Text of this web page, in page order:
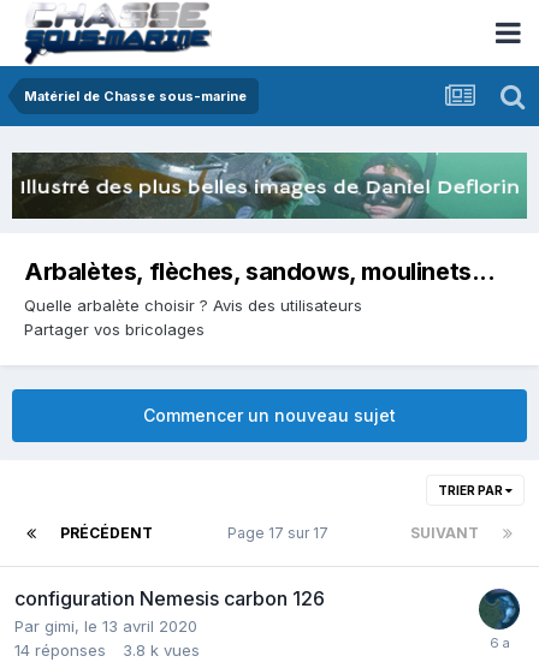
Matériel de Chasse sous-marine
Arbalètes, flèches, sandows, moulinets...
Quelle arbalète choisir ? Avis des utilisateurs
Partager vos bricolages
Commencer un nouveau sujet
TRIER PAR
PRÉCÉDENT SUIVANT
Page 17 sur 17
configuration Nemesis carbon 126
Par gimi, le 13 avril 2020
14 réponses 3.8 k vues